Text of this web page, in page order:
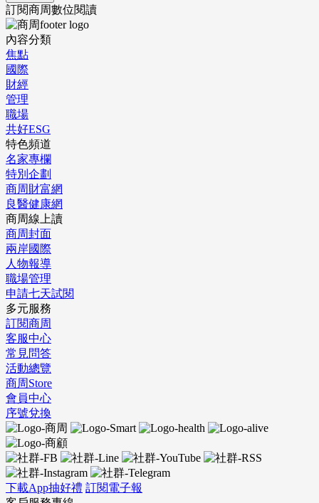
訂閱商周數位閱讀
內容分類
焦點
國際
財經
管理
職場
共好ESG
特色頻道
名家專欄
特別企劃
商周財富網
良醫健康網
商周線上讀
商周封面
兩岸國際
人物報導
職場管理
申請七天試閱
多元服務
訂閱商周
客服中心
常見問答
活動總覽
商周Store
會員中心
序號兌換
下載App抽好禮 訂閱電子報